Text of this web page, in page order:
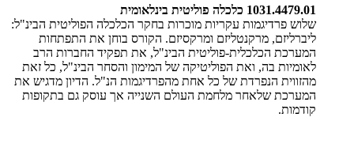
1031.4479.01 כלכלה פוליטית בינלאומית
שלוש פרדיגמות עקריות מוכרות בחקר הכלכלה הפוליטית הבינ"ל:
ליברליזם, מרקנטליזם ומרקסיזם. הקורס בוחן את התפתחות
המערכת הכלכלית-פוליטית הבינ"ל, את תפקיד החברות הרב
לאומיות בה, ואת הפוליטיקה של המימון והסחר הבינ"ל, כל זאת
מהזווית הנפרדת של כל אחת מהפרדיגמות הנ"ל. הדיון מדגיש את
המערכת שלאחר מלחמת העולם השנייה אך עוסק גם בתקופות
קודמות.